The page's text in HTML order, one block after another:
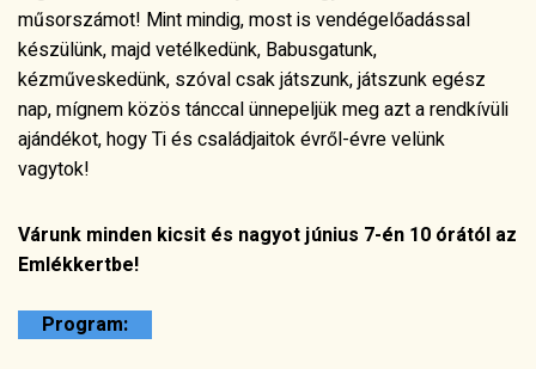
műsorszámot! Mint mindig, most is vendégelőadással
készülünk, majd vetélkedünk, Babusgatunk,
kézműveskedünk, szóval csak játszunk, játszunk egész
nap, mígnem közös tánccal ünnepeljük meg azt a rendkívüli
ajándékot, hogy Ti és családjaitok évről-évre velünk
vagytok!
Várunk minden kicsit és nagyot június 7-én 10 órától az
Emlékkertbe!
Program: